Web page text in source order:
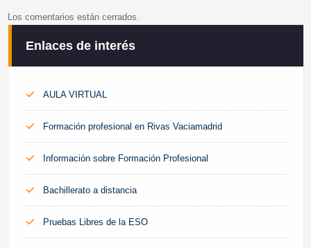
Los comentarios están cerrados.
Enlaces de interés
AULA VIRTUAL
Formación profesional en Rivas Vaciamadrid
Información sobre Formación Profesional
Bachillerato a distancia
Pruebas Libres de la ESO